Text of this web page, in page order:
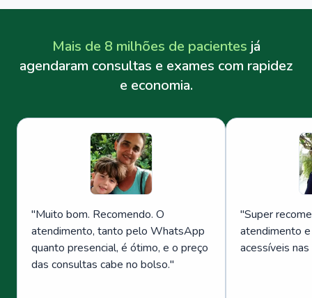
Mais de 8 milhões de pacientes já
agendaram consultas e exames com rapidez
e economia.
"Muito bom. Recomendo. O
atendimento, tanto pelo WhatsApp
quanto presencial, é ótimo, e o preço
das consultas cabe no bolso."
"Super
atendimento
acessíveis